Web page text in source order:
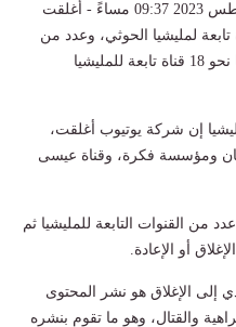
عدن - سعد محمود في الأربعاء 2 أغسطس 2023 09:37 مساءً - أغلقت
لمليشيا الحوثي، وعدد من
قياداتها، وذلك بعد اسبوعين من إغلاقها نحو 18 قناة تابعة للمليشيا
إن شركة يوتيوب أغلقت،
ومؤسسة فكرة، وقناة عيسى
القنوات التابعة للمليشيا ثم
أو الإعادة.
إلى الإغلاق هو نشر المحتوى
والقتال، وهو ما تقوم بنشره